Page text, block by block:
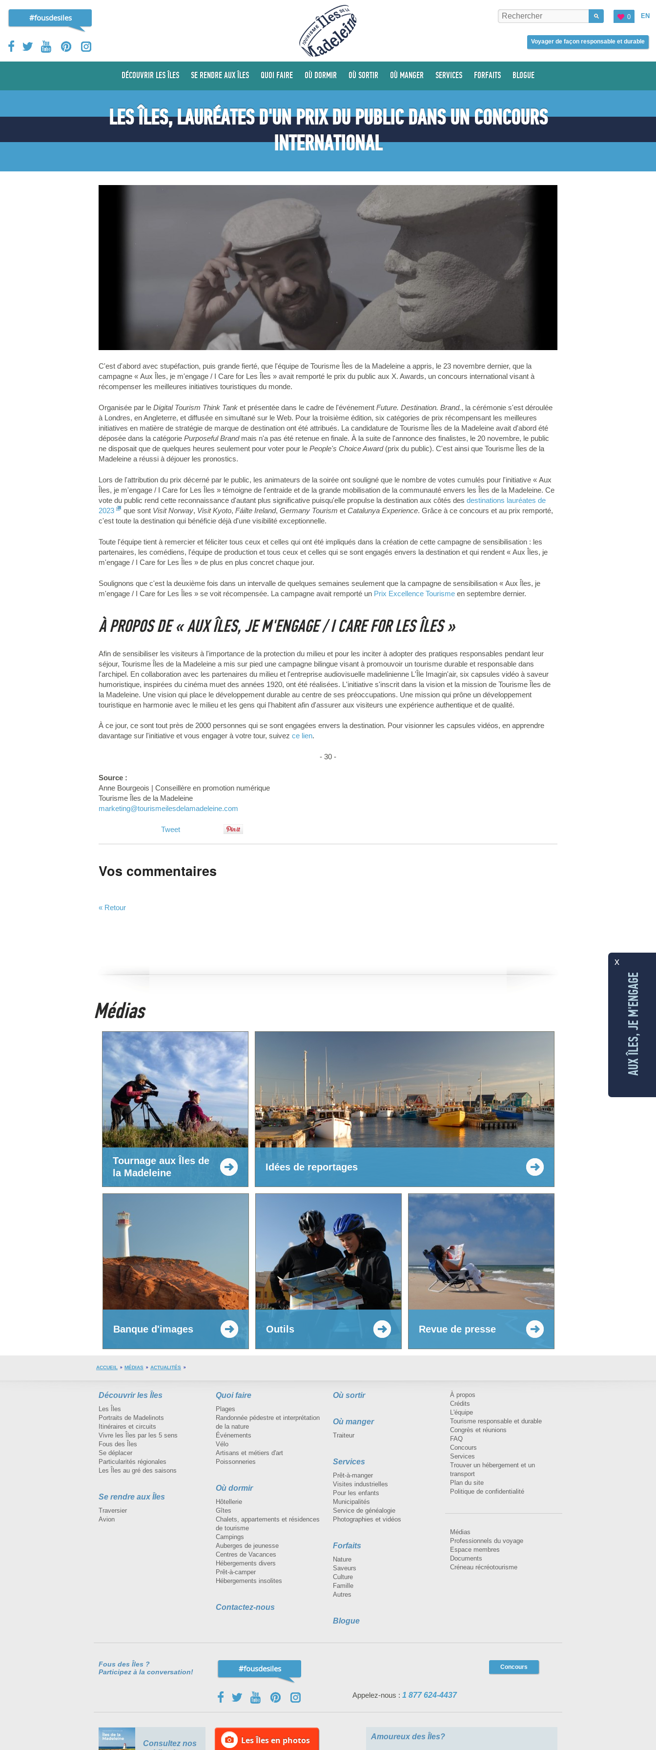
#fousdesiles EN
0
Voyager de façon responsable et durable
DÉCOUVRIR LES ÎLES SE RENDRE AUX ÎLES QUOI FAIRE OÙ DORMIR OÙ SORTIR OÙ MANGER SERVICES FORFAITS BLOGUE
LES ÎLES, LAURÉATES D'UN PRIX DU PUBLIC DANS UN CONCOURS
INTERNATIONAL
C'est d'abord avec stupéfaction, puis grande fierté, que l'équipe de Tourisme Îles de la Madeleine a appris, le 23 novembre dernier, que la
campagne « Aux Îles, je m'engage / I Care for Les Îles » avait remporté le prix du public aux X. Awards, un concours international visant à
récompenser les meilleures initiatives touristiques du monde.
Organisée par le Digital Tourism Think Tank et présentée dans le cadre de l'événement Future. Destination. Brand., la cérémonie s'est déroulée
à Londres, en Angleterre, et diffusée en simultané sur le Web. Pour la troisième édition, six catégories de prix récompensant les meilleures
initiatives en matière de stratégie de marque de destination ont été attribués. La candidature de Tourisme Îles de la Madeleine avait d'abord été
déposée dans la catégorie Purposeful Brandmais n'a pas été retenue en finale. À la suite de l'annonce des finalistes, le 20 novembre, le public
ne disposait que de quelques heures seulement pour voter pour le People's Choice Award(prix du public). C'est ainsi que Tourisme Îles de la
Madeleine a réussi à déjouer les pronostics.
Lors de l'attribution du prix décerné par le public, les animateurs de la soirée ont souligné que le nombre de votes cumulés pour l'initiative « Aux
Îles, je m'engage / I Care for Les Îles » témoigne de l'entraide et de la grande mobilisation de la communauté envers les Îles de la Madeleine. Ce
vote du public rend cette reconnaissance d'autant plus significative puisqu'elle propulse la destination aux côtés des destinations lauréates de
2023
que sont Visit Norway, Visit Kyoto, Fáilte Ireland, Germany Tourism et Catalunya Experience. Grâce à ce concours et au prix remporté,
c'est toute la destination qui bénéficie déjà d'une visibilité exceptionnelle.
Toute l'équipe tient à remercier et féliciter tous ceux et celles qui ont été impliqués dans la création de cette campagne de sensibilisation : les
partenaires, les comédiens, l'équipe de production et tous ceux et celles qui se sont engagés envers la destination et qui rendent « Aux Îles, je
m'engage / I Care for Les Îles » de plus en plus concret chaque jour.
Soulignons que c'est la deuxième fois dans un intervalle de quelques semaines seulement que la campagne de sensibilisation « Aux Îles, je
m'engage / I Care for Les Îles » se voit récompensée. La campagne avait remporté un Prix Excellence Tourisme en septembre dernier.
À PROPOS DE « AUX ÎLES, JE M'ENGAGE / I CARE FOR LES ÎLES »
Afin de sensibiliser les visiteurs à l'importance de la protection du milieu et pour les inciter à adopter des pratiques responsables pendant leur
séjour, Tourisme Îles de la Madeleine a mis sur pied une campagne bilingue visant à promouvoir un tourisme durable et responsable dans
l'archipel. En collaboration avec les partenaires du milieu et l'entreprise audiovisuelle madelinienne L'Île Imagin'air, six capsules vidéo à saveur
humoristique, inspirées du cinéma muet des années 1920, ont été réalisées. L'initiative s'inscrit dans la vision et la mission de Tourisme Îles de
la Madeleine. Une vision qui place le développement durable au centre de ses préoccupations. Une mission qui prône un développement
touristique en harmonie avec le milieu et les gens qui l'habitent afin d'assurer aux visiteurs une expérience authentique et de qualité.
À ce jour, ce sont tout près de 2000 personnes qui se sont engagées envers la destination. Pour visionner les capsules vidéos, en apprendre
davantage sur l'initiative et vous engager à votre tour, suivez ce lien.
- 30 -
Source :
Anne Bourgeois | Conseillère en promotion numérique
Tourisme Îles de la Madeleine
marketing@tourismeilesdelamadeleine.com
Tweet
Vos commentaires
« Retour
Médias
Tournage aux Îles de
la Madeleine
Idées de reportages
Banque d'images Outils Revue de presse
ACCUEIL MÉDIAS ACTUALITÉS
Découvrir les Îles
Les Îles
Portraits de Madelinots
Itinéraires et circuits
Vivre les Îles par les 5 sens
Fous des Îles
Se déplacer
Particularités régionales
Les Îles au gré des saisons
Se rendre aux Îles
Traversier
Avion
Quoi faire
Plages
Randonnée pédestre et interprétation
de la nature
Événements
Vélo
Artisans et métiers d'art
Poissonneries
Où dormir
Hôtellerie
Gîtes
Chalets, appartements et résidences
de tourisme
Campings
Auberges de jeunesse
Centres de Vacances
Hébergements divers
Prêt-à-camper
Hébergements insolites
Contactez-nous
Où sortir
Où manger
Traiteur
Services
Prêt-à-manger
Visites industrielles
Pour les enfants
Municipalités
Service de généalogie
Photographies et vidéos
Forfaits
Nature
Saveurs
Culture
Famille
Autres
Blogue
À propos
Crédits
L'équipe
Tourisme responsable et durable
Congrès et réunions
FAQ
Concours
Services
Trouver un hébergement et un
transport
Plan du site
Politique de confidentialité
Médias
Professionnels du voyage
Espace membres
Documents
Créneau récréotourisme
Fous des Îles ?
Participez à la conversation!
#fousdesiles Concours
Appelez-nous : 1 877 624-4437
Consultez nos
Les Îles en photos Amoureux des Îles?
x
AUX ÎLES, JE M'ENGAGE